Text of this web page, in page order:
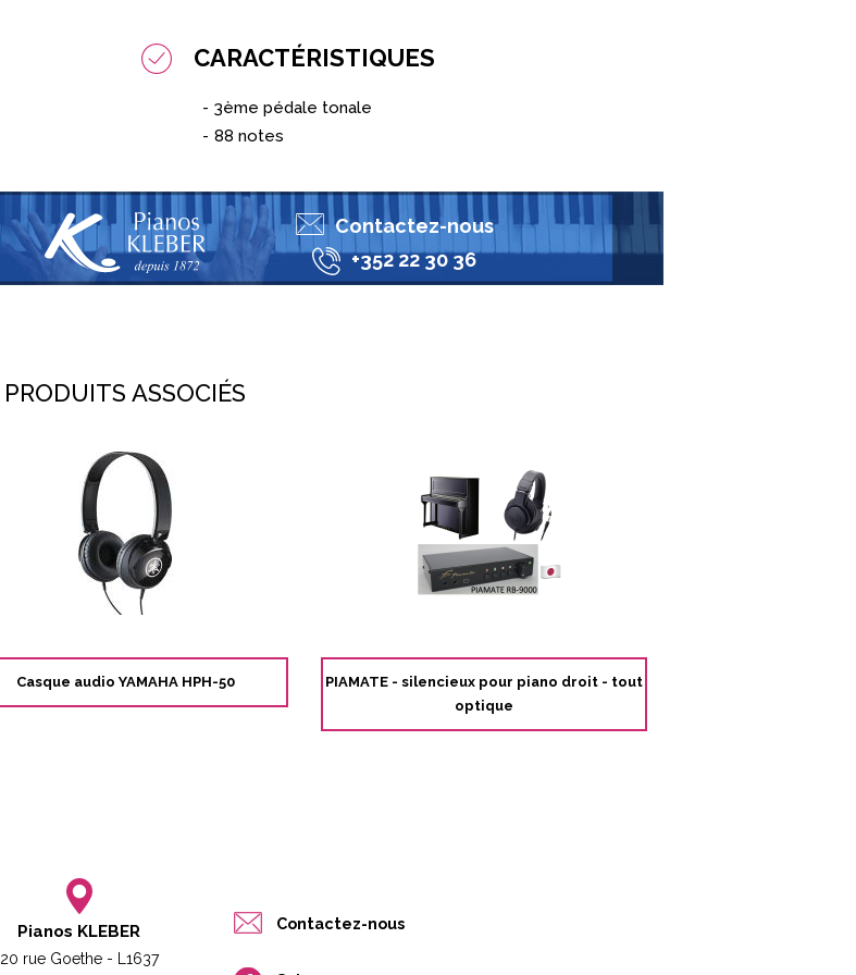
CARACTÉRISTIQUES
3ème pédale tonale
88 notes
Contactez-nous
+352 22 30 36
PRODUITS ASSOCIÉS
Casque audio YAMAHA HPH-50
PIAMATE - silencieux pour piano droit - tout
optique
Pianos KLEBER
20 rue Goethe - L1637
Contactez-nous